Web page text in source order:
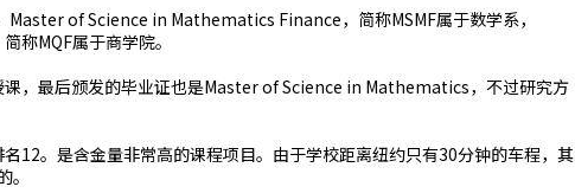
Master of Science in Mathematics Finance，简称MSMF属于数学系，
MQF属于商学院。
课，最后颁发的毕业证也是Master of Science in Mathematics，不过研究方
12。是含金量非常高的课程项目。由于学校距离纽约只有30分钟的车程，其